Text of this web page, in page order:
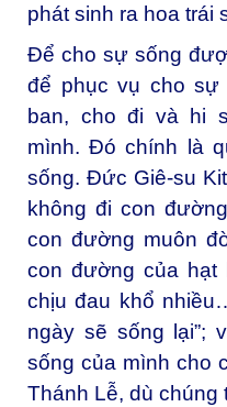
phát sinh ra hoa trái
Để cho sự sống
để phục vụ cho sự
ban, cho đi và hi
mình. Đó chính là
sống. Đức Giê-su
không đi con
con đường muôn
con đường của hạt
chịu đau khổ
ngày sẽ sống lại”;
sống của mình cho
Thánh Lễ, dù chúng